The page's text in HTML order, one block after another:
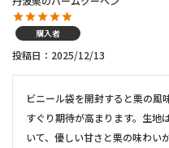
購入者
投稿日 2025/12/13
ビニール袋を開封すると栗の風
すぐり期待が高まります。生地
いて、優しい甘さと栗の味わい